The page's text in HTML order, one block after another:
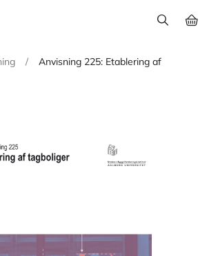
/
Anvisning 225: Etablering af